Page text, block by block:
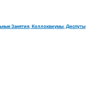
Занятия, Коллоквиумы, Диспуты